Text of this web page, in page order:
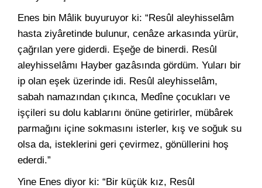
Enes bin Mâlik buyuruyor ki: “Resûl aleyhisselâm
hasta ziyâretinde bulunur, cenâze arkasında yürür,
çağrılan yere giderdi. Eşeğe de binerdi. Resûl
aleyhisselâmı Hayber gazâsında gördüm. Yuları bir
ip olan eşek üzerinde idi. Resûl aleyhisselâm,
sabah namazından çıkınca, Medîne çocukları ve
işçileri su dolu kablarını önüne getirirler, mübârek
parmağını içine sokmasını isterler, kış ve soğuk su
olsa da, isteklerini geri çevirmez, gönüllerini hoş
ederdi.”
Yine Enes diyor ki: “Bir küçük kız, Resûl